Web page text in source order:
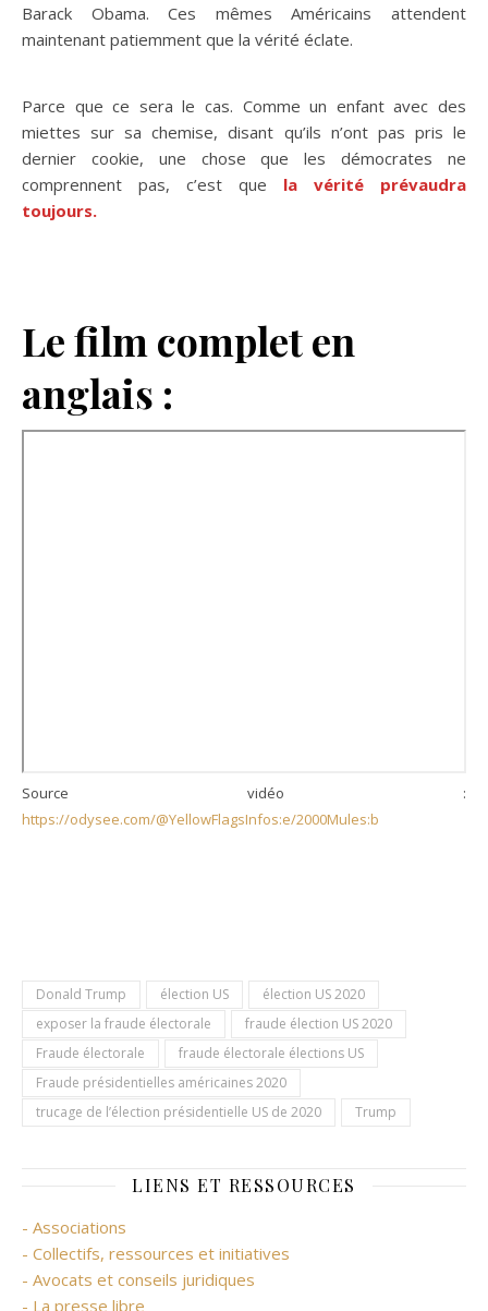
Barack Obama. Ces mêmes Américains attendent
maintenant patiemment que la vérité éclate.
Parce que ce sera le cas. Comme un enfant avec des
miettes sur sa chemise, disant qu’ils n’ont pas pris le
dernier cookie, une chose que les démocrates ne
comprennent pas, c’est que la vérité prévaudra
toujours.
Le film complet en
anglais :
Source vidéo :
https://odysee.com/@YellowFlagsInfos:e/2000Mules:b
Donald Trump élection US
élection US 2020
exposer la fraude électorale
fraude élection US 2020
Fraude électorale
fraude électorale élections US
Fraude présidentielles américaines 2020
trucage de l’élection présidentielle US de 2020
Trump
LIENS ET RESSOURCES
- Associations
- Collectifs, ressources et initiatives
- Avocats et conseils juridiques
- La presse libre